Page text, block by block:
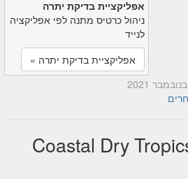
אפליקציית בדיקת יתרה
ניהול כרטיס מתנה לפי אפליקציה
לנייד
אפליקציית בדיקת יתרה »
Coastal Dry